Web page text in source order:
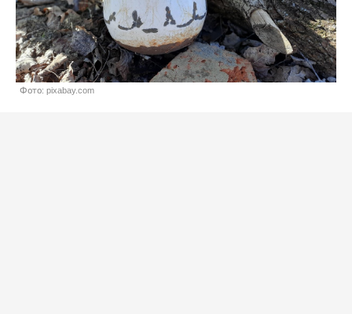
Фото: pixabay.com